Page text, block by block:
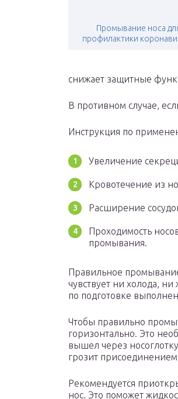
Промывание носа
профилактики
снижает защитные
В противном случае,
Инструкция по
Увеличение
Кровотечение из
Расширение
Проходимость
промывания.
Правильное
чувствует ни холода,
по подготовке
Чтобы правильно
горизонтально. Это
вышел через
грозит
Рекомендуется
нос. Это поможет